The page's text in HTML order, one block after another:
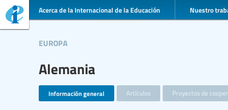
Acerca de la Internacional de la Educación Nuestro
Alemania
europa
Información general Artículos Proyectos de